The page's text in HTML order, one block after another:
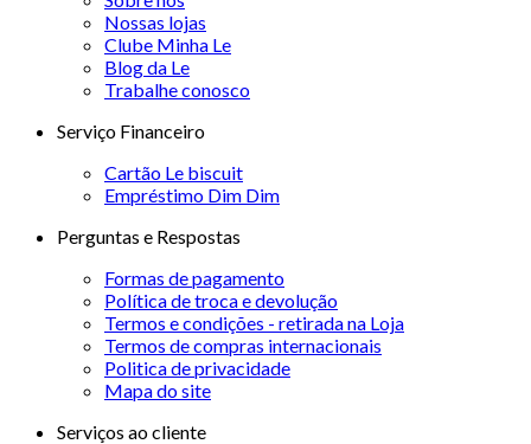
Nossas lojas
Clube Minha Le
Blog da Le
Trabalhe conosco
Serviço Financeiro
Cartão Le biscuit
Empréstimo Dim Dim
Perguntas e Respostas
Formas de pagamento
Política de troca e devolução
Termos e condições - retirada na Loja
Termos de compras internacionais
Politica de privacidade
Mapa do site
Serviços ao cliente